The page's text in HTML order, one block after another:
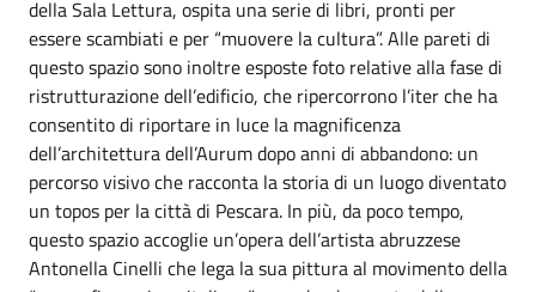
della Sala Lettura, ospita una serie di libri, pronti per
essere scambiati e per “muovere la cultura”. Alle pareti di
questo spazio sono inoltre esposte foto relative alla fase di
ristrutturazione dell’edificio, che ripercorrono l’iter che ha
consentito di riportare in luce la magnificenza
dell’architettura dell’Aurum dopo anni di abbandono: un
percorso visivo che racconta la storia di un luogo diventato
un topos per la città di Pescara. In più, da poco tempo,
questo spazio accoglie un’opera dell’artista abruzzese
Antonella Cinelli che lega la sua pittura al movimento della